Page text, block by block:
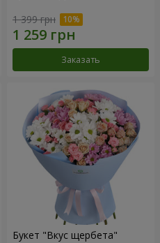
1 399 грн
Заказать
Букет "Вкус щербета"